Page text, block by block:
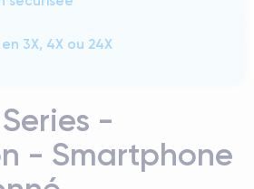
3X, 4X ou 24X
-
- Smartphone